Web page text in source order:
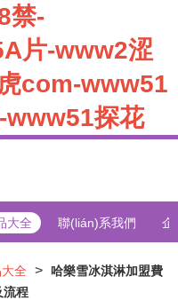
禁-
片-www2涩
com-www51
www51探花
大全 聯(lián)系我們 企
全 > 哈樂雪冰淇淋加盟費
流程